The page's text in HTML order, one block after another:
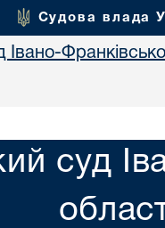
Судова влада
Івано-
суд